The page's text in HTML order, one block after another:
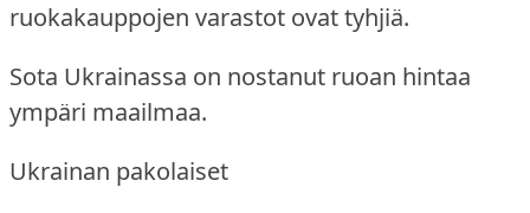
ruokakauppojen varastot ovat tyhjiä.
Sota Ukrainassa on nostanut ruoan hintaa
ympäri maailmaa.
Ukrainan pakolaiset